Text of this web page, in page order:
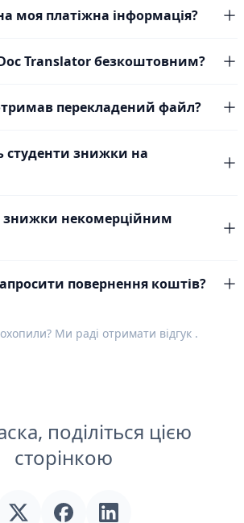
моя платіжна інформація?
Translator безкоштовним?
перекладений файл?
знижки на
знижки некомерційним
повернення коштів?
Ми раді отримати відгук.
поділіться цією
сторінкою